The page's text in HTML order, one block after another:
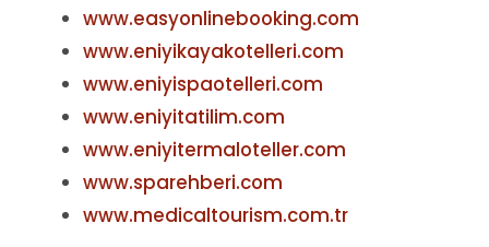
www.easyonlinebooking.com
www.eniyikayakotelleri.com
www.eniyispaotelleri.com
www.eniyitatilim.com
www.eniyitermaloteller.com
www.sparehberi.com
www.medicaltourism.com.tr